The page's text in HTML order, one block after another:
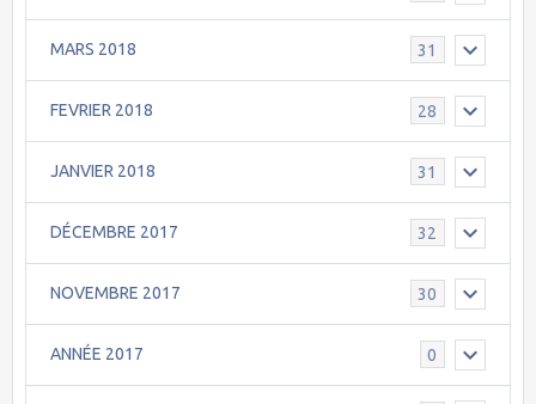
MARS 2018 31
FEVRIER 2018 28
JANVIER 2018 31
DÉCEMBRE 2017 32
NOVEMBRE 2017 30
ANNÉE 2017 0